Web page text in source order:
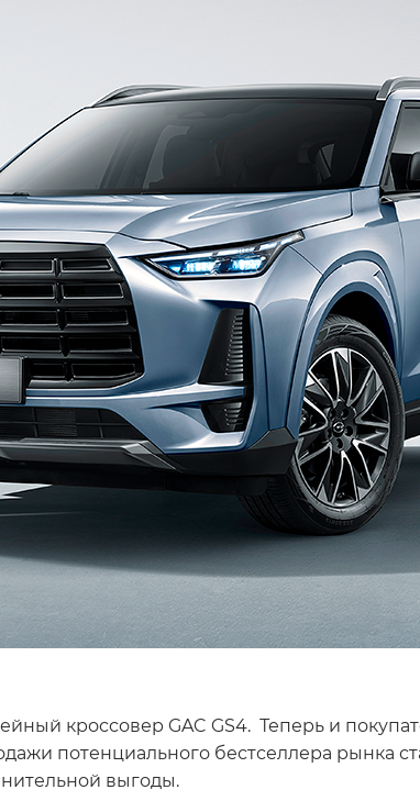
кроссовер GAC GS4. Теперь и
потенциального бестселлера рынка
выгоды.